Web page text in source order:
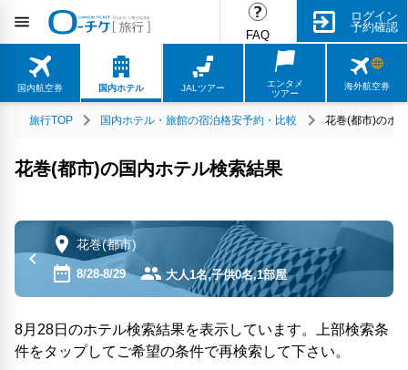
FAQ
ログイン
予約確認
国内航空券 国内ホテル JALツアー
エンタメ
ツアー
海外航空券
旅行TOP 国内ホテル・旅館の宿泊格安予約・比較 花巻(都市)のホ
花巻(都市)の国内ホテル検索結果
花巻(都市)
8/28-8/29 大人1名,子供0名,1部屋
8月28日のホテル検索結果を表示しています。上部検索条
件をタップしてご希望の条件で再検索して下さい。